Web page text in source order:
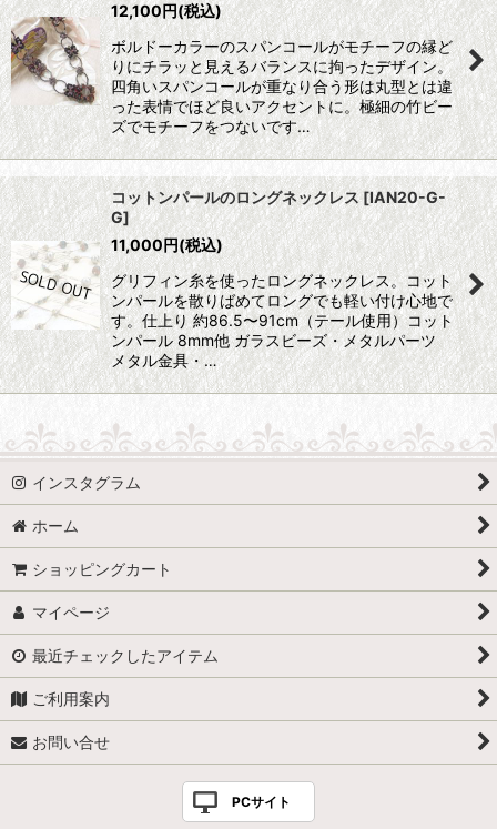
12,100円(税込)
ボルドーカラーのスパンコールがモチーフの縁ど
りにチラッと見えるバランスに拘ったデザイン。
四角いスパンコールが重なり合う形は丸型とは違
った表情でほど良いアクセントに。極細の竹ビー
ズでモチーフをつないです…
コットンパールのロングネックレス [IAN20-G-
G]
11,000円(税込)
グリフィン糸を使ったロングネックレス。コット
ンパールを散りばめてロングでも軽い付け心地で
す。仕上り 約86.5〜91cm（テール使用）コット
ンパール 8mm他 ガラスビーズ・メタルパーツ
メタル金具・…
インスタグラム
ホーム
ショッピングカート
マイページ
最近チェックしたアイテム
ご利用案内
お問い合せ
PCサイト